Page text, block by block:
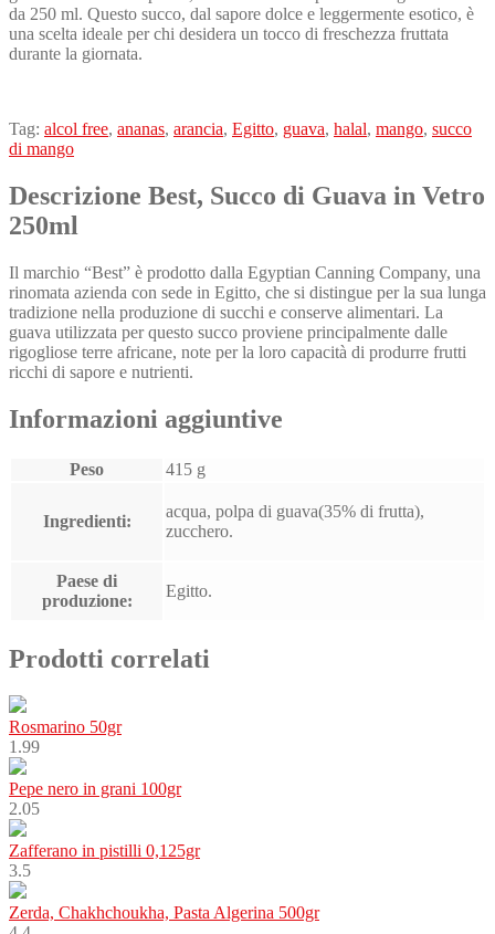
da 250 ml. Questo succo, dal sapore dolce e leggermente esotico, è
una scelta ideale per chi desidera un tocco di freschezza fruttata
durante la giornata.
Tag: alcol free, ananas, arancia, Egitto, guava, halal, mango, succo
di mango
Descrizione Best, Succo di Guava in Vetro
250ml
Il marchio “Best” è prodotto dalla Egyptian Canning Company, una
rinomata azienda con sede in Egitto, che si distingue per la sua lunga
tradizione nella produzione di succhi e conserve alimentari. La
guava utilizzata per questo succo proviene principalmente dalle
rigogliose terre africane, note per la loro capacità di produrre frutti
ricchi di sapore e nutrienti.
Informazioni aggiuntive
Peso 415 g
Ingredienti:
acqua, polpa di guava(35% di frutta),
zucchero.
Paese di
produzione:
Egitto.
Prodotti correlati
Rosmarino 50gr
1.99
Pepe nero in grani 100gr
2.05
Zafferano in pistilli 0,125gr
3.5
Zerda, Chakhchoukha, Pasta Algerina 500gr